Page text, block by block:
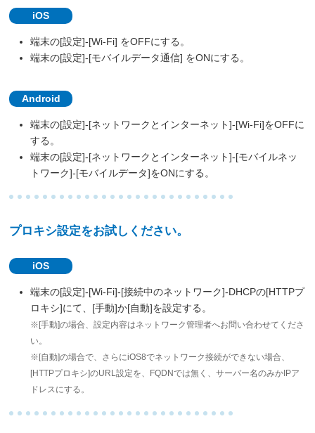
iOS
端末の[設定]-[Wi-Fi] をOFFにする。
端末の[設定]-[モバイルデータ通信] をONにする。
Android
端末の[設定]-[ネットワークとインターネット]-[Wi-Fi]をOFFに
する。
端末の[設定]-[ネットワークとインターネット]-[モバイルネッ
トワーク]-[モバイルデータ]をONにする。
プロキシ設定をお試しください。
iOS
端末の[設定]-[Wi-Fi]-[接続中のネットワーク]-DHCPの[HTTPプ
ロキシ]にて、[手動]か[自動]を設定する。
※[手動]の場合、設定内容はネットワーク管理者へお問い合わせてくださ
い。
※[自動]の場合で、さらにiOS8でネットワーク接続ができない場合、
[HTTPプロキシ]のURL設定を、FQDNでは無く、サーバー名のみかIPア
ドレスにする。